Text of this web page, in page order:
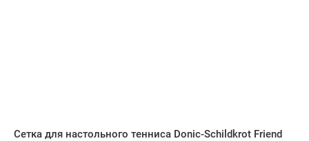
Сетка для настольного тенниса Donic-Schildkrot Friend